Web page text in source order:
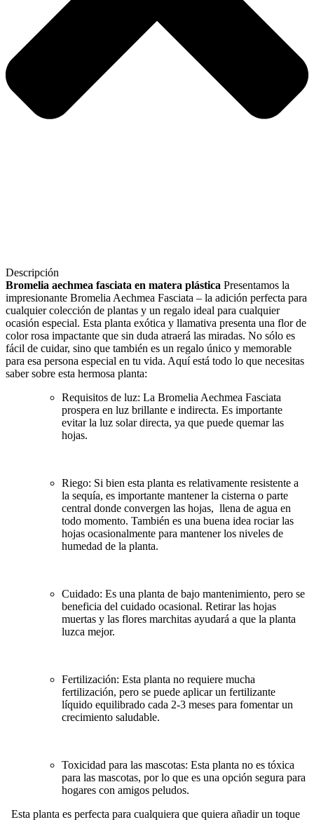
Descripción
Bromelia aechmea fasciata en matera plástica Presentamos la
impresionante Bromelia Aechmea Fasciata – la adición perfecta para
cualquier colección de plantas y un regalo ideal para cualquier
ocasión especial. Esta planta exótica y llamativa presenta una flor de
color rosa impactante que sin duda atraerá las miradas. No sólo es
fácil de cuidar, sino que también es un regalo único y memorable
para esa persona especial en tu vida. Aquí está todo lo que necesitas
saber sobre esta hermosa planta:
Requisitos de luz: La Bromelia Aechmea Fasciata
prospera en luz brillante e indirecta. Es importante
evitar la luz solar directa, ya que puede quemar las
hojas.
Riego: Si bien esta planta es relativamente resistente a
la sequía, es importante mantener la cisterna o parte
central donde convergen las hojas, llena de agua en
todo momento. También es una buena idea rociar las
hojas ocasionalmente para mantener los niveles de
humedad de la planta.
Cuidado: Es una planta de bajo mantenimiento, pero se
beneficia del cuidado ocasional. Retirar las hojas
muertas y las flores marchitas ayudará a que la planta
luzca mejor.
Fertilización: Esta planta no requiere mucha
fertilización, pero se puede aplicar un fertilizante
líquido equilibrado cada 2-3 meses para fomentar un
crecimiento saludable.
Toxicidad para las mascotas: Esta planta no es tóxica
para las mascotas, por lo que es una opción segura para
hogares con amigos peludos.
Esta planta es perfecta para cualquiera que quiera añadir un toque